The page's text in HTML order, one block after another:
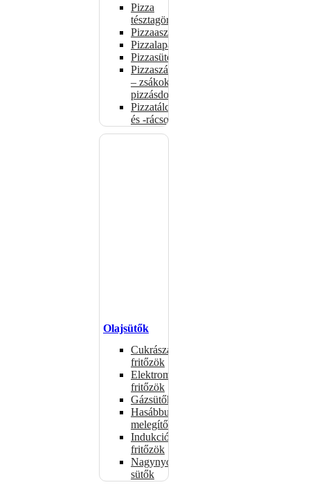
Pizza
tésztagörgők
Pizzaasztalok
Pizzalapátok
Pizzasütők
Pizzaszállítás
– zsákok,
pizzásdobozok
Pizzatálcák
és -rácsok
Olajsütők
Cukrászati
fritőzök
Elektromos
fritőzök
Gázsütők
Hasábburgonya
melegítők
Indukciós
fritőzök
Nagynyomású
sütők